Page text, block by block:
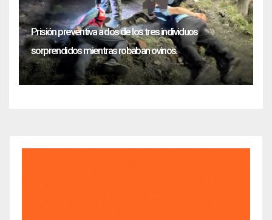
Prisión preventiva a dos de los tres individuos
sorprendidos mientras robaban ovinos.